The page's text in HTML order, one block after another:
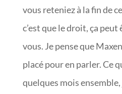
vous reteniez à la fin de
c’est que le droit, ça
vous. Je pense que
placé pour en parler. Ce
quelques mois